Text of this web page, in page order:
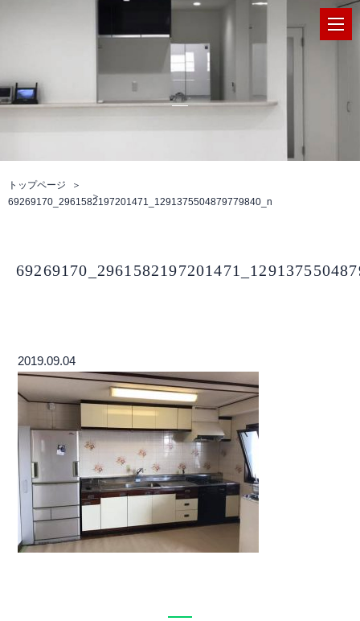
トップページ
69269170_2961582197201471_1291375504879779840_n
2019.09.04